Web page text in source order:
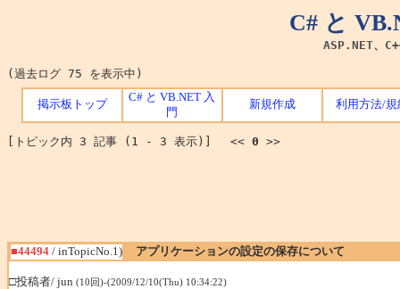
C# と
ASP.NET、
(過去ログ 75 を表示中)
掲示板トップ
C# と VB.NET 入
門
新規作成 利用方法/規
[トピック内 3 記事 (1 - 3 表示)] << 0 >>
■44494 / inTopicNo.1) アプリケーションの設定の保存について
□投稿者/ jun (10回)-(2009/12/10(Thu) 10:34:22)